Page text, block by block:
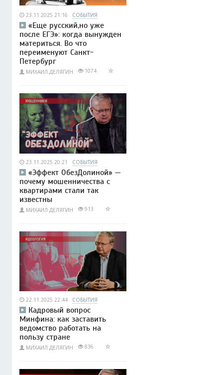
23.11.2025 21:16 СОБЫТИЯ
«Еще русский,но уже
после ЕГЭ»: когда вынужден
материться. Во что
переименуют Санкт-
Петербург
МИХАИЛ ДЕЛЯГИН 1074
23.11.2025 20:21 СОБЫТИЯ
«Эффект ОбезДолиной» —
почему мошенничества с
квартирами стали так
известны
МИХАИЛ ДЕЛЯГИН 913
22.11.2025 22:44 СОБЫТИЯ
Кадровый вопрос
Минфина: как заставить
ведомство работать на
пользу стране
МИХАИЛ ДЕЛЯГИН 836